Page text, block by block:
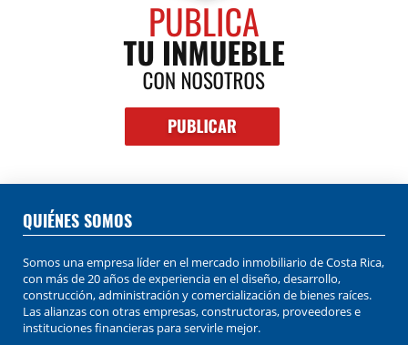
QUIÉNES SOMOS
Somos una empresa líder en el mercado inmobiliario de Costa Rica,
con más de 20 años de experiencia en el diseño, desarrollo,
construcción, administración y comercialización de bienes raíces.
Las alianzas con otras empresas, constructoras, proveedores e
instituciones financieras para servirle mejor.